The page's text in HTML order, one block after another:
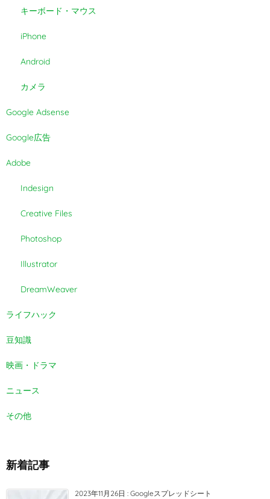
キーボード・マウス
iPhone
Android
カメラ
Google Adsense
Google広告
Adobe
Indesign
Creative Files
Photoshop
Illustrator
DreamWeaver
ライフハック
豆知識
映画・ドラマ
ニュース
その他
新着記事
2023年11月26日 : Googleスプレッドシート